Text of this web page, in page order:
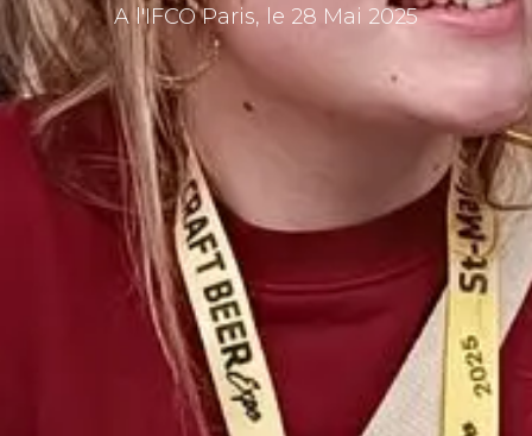
A l'IFCO Paris, le 28 Mai 2025